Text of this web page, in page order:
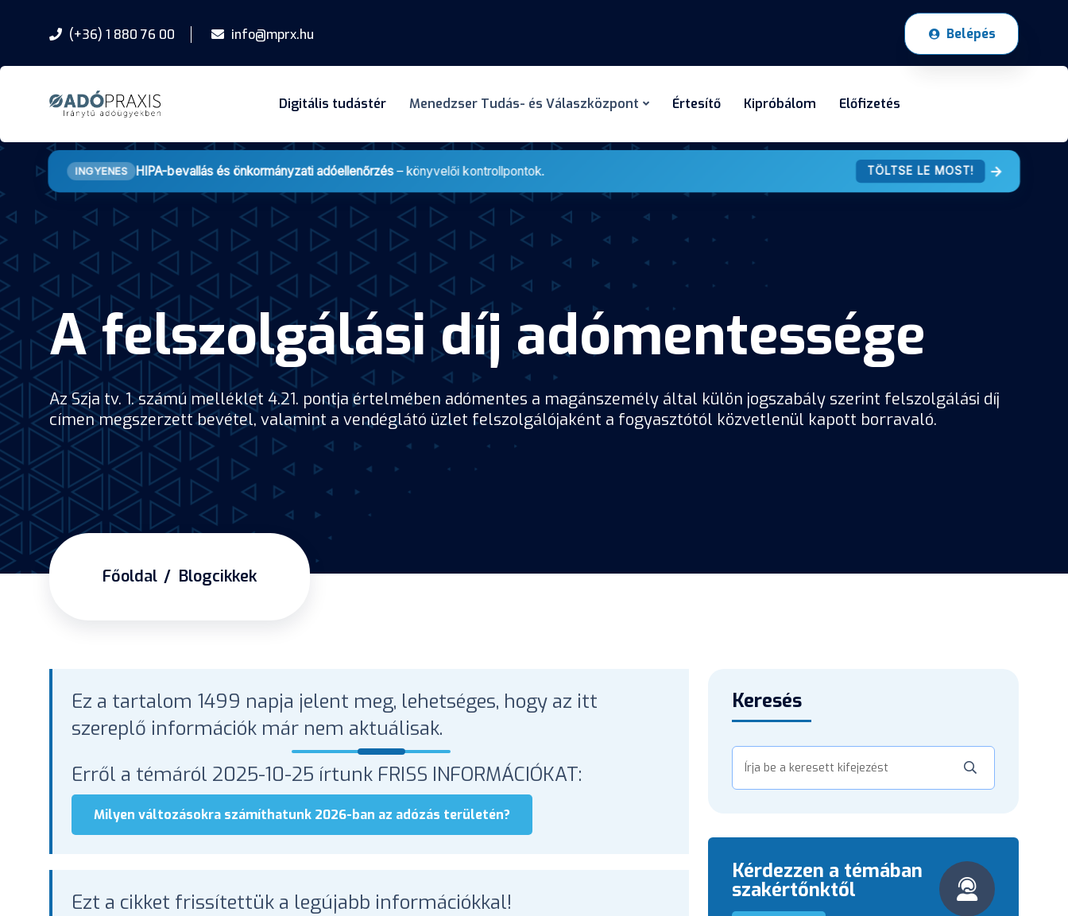
(+36) 1 880 76 00 info@mprx.hu Belépés
Digitális tudástér Menedzser Tudás- és Válaszközpont Értesítő Kipróbálom Előfizetés
INGYENES HIPA-bevallás és önkormányzati adóellenőrzés– könyvelői kontrollpontok. TÖLTSE LE MOST!
A felszolgálási díj adómentessége
Az Szja tv. 1. számú melléklet 4.21. pontja értelmében adómentes a magánszemély által külön jogszabály szerint felszolgálási díj
címen megszerzett bevétel, valamint a vendéglátó üzlet felszolgálójaként a fogyasztótól közvetlenül kapott borravaló.
Főoldal Blogcikkek
Ez a tartalom 1499 napja jelent meg, lehetséges, hogy az itt
szereplő információk már nem aktuálisak.
Erről a témáról 2025-10-25 írtunk FRISS INFORMÁCIÓKAT:
Milyen változásokra számíthatunk 2026-ban az adózás területén?
Ezt a cikket frissítettük a legújabb információkkal!
Keresés
Kérdezzen a témában
szakértőnktől